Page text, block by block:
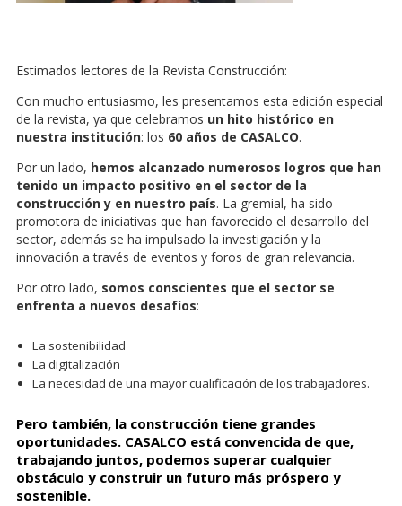
Estimados lectores de la Revista Construcción:
Con mucho entusiasmo, les presentamos esta edición especial
de la revista, ya que celebramos un hito histórico en
nuestra institución: los 60 años de CASALCO.
Por un lado, hemos alcanzado numerosos logros que han
tenido un impacto positivo en el sector de la
construcción y en nuestro país. La gremial, ha sido
promotora de iniciativas que han favorecido el desarrollo del
sector, además se ha impulsado la investigación y la
innovación a través de eventos y foros de gran relevancia.
Por otro lado, somos conscientes que el sector se
enfrenta a nuevos desafíos:
La sostenibilidad
La digitalización
La necesidad de una mayor cualificación de los trabajadores.
Pero también, la construcción tiene grandes
oportunidades. CASALCO está convencida de que,
trabajando juntos, podemos superar cualquier
obstáculo y construir un futuro más próspero y
sostenible.